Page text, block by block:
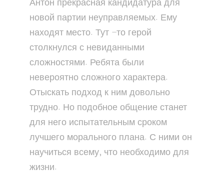
новой партии неуправляемых. Ему
находят место. Тут –то герой
столкнулся с невиданными
сложностями. Ребята были
невероятно сложного характера.
Отыскать подход к ним довольно
трудно. Но подобное общение станет
для него испытательным сроком
лучшего морального плана. С ними он
научиться всему, что необходимо для
жизни.